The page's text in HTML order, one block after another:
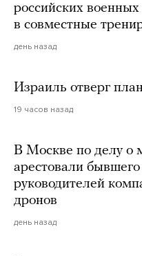
российских
в совместные
день назад
Израиль отверг
19 часов назад
В Москве по делу о
арестовали
руководителей
дронов
день назад